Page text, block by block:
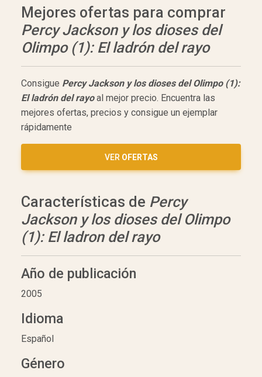
Mejores ofertas para comprar
Percy Jackson y los dioses del
Olimpo (1): El ladrón del rayo
Consigue Percy Jackson y los dioses del Olimpo (1):
El ladrón del rayoal mejor precio. Encuentra las
mejores ofertas, precios y consigue un ejemplar
rápidamente
VER OFERTAS
Características de Percy
Jackson y los dioses del Olimpo
(1): El ladron del rayo
Año de publicación
2005
Idioma
Español
Género